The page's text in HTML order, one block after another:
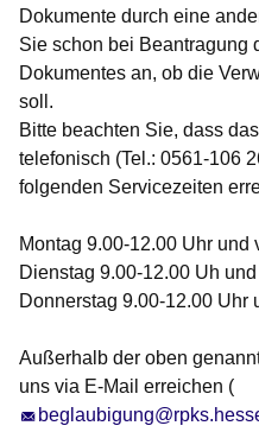
Dokumente durch eine
Sie schon bei Beantragung
Dokumentes an, ob die
soll.
Bitte beachten Sie, dass
telefonisch (Tel.: 0561-106
folgenden Servicezeiten
Montag 9.00-12.00 Uhr und
Dienstag 9.00-12.00 Uh
Donnerstag 9.00-12.00 Uhr
Außerhalb der oben
uns via E-Mail erreichen (